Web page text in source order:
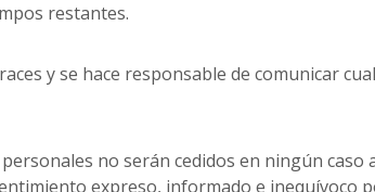
restantes.
y se hace responsable de comunicar
no serán cedidos en ningún caso
expreso, informado e inequívoco